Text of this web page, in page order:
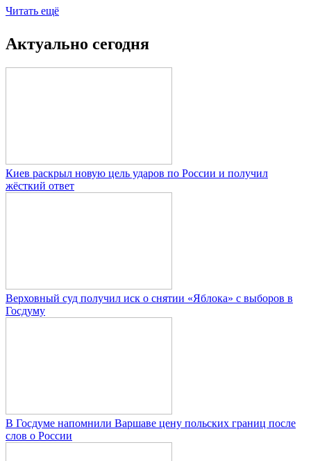
Читать ещё
Актуально сегодня
Киев раскрыл новую цель ударов по России и получил
жёсткий ответ
Верховный суд получил иск о снятии «Яблока» с выборов в
Госдуму
В Госдуме напомнили Варшаве цену польских границ после
слов о России